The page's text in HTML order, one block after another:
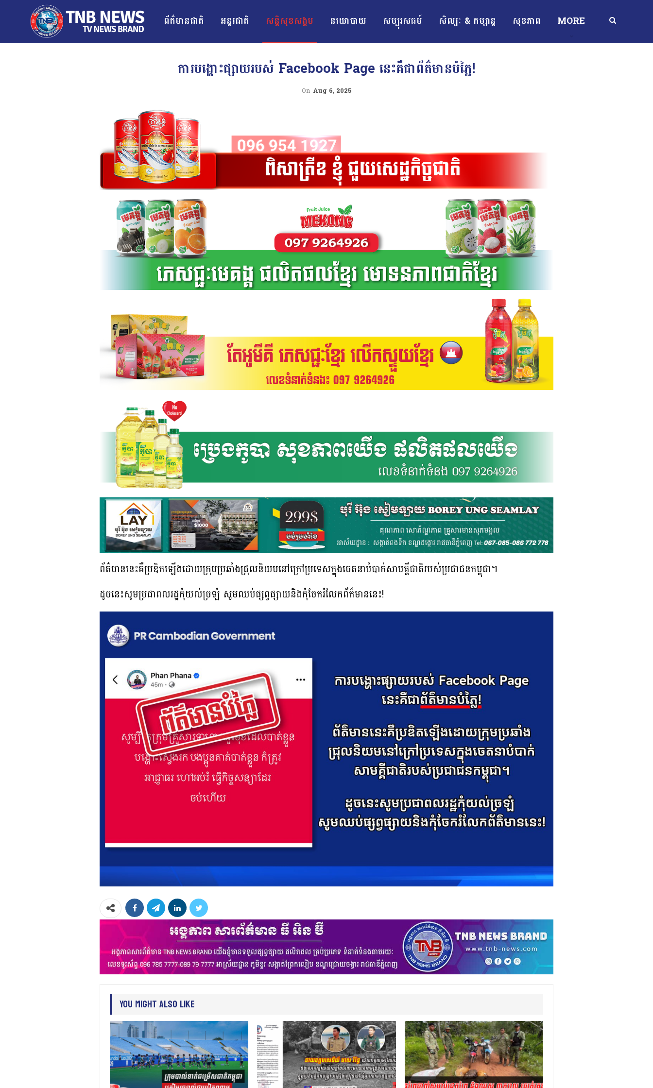
ព័ត៌មានជាតិ អន្ដរជាតិ សន្តិសុខសង្គម នយោបាយ សប្បុរសធម៍ សិល្បៈ & កម្សាន្ត សុខភាព MORE
ការបង្ហោះផ្សាយរបស់ Facebook Page នេះគឺជាព័ត៌មានបំភ្លៃ!
On Aug 6, 2025
ព័ត៌មាននេះគឺប្រឌិតឡើងដោយក្រុមប្រឆាំងជ្រុលនិយមនៅក្រៅប្រទេសក្នុងចេតនាបំបាក់សាមគ្គីជាតិរបស់ប្រជាជនកម្ពុជា។
ដូចនេះសូមប្រជាពលរដ្ឋកុំយល់ច្រឡំ សូមឈប់ផ្សព្វផ្សាយនិងកុំចែករំលែកព័ត៌មាននេះ!
You Might Also Like